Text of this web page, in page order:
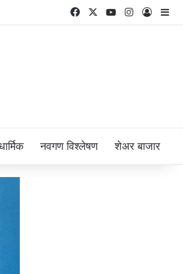
FacebookYouTubeInstagram
Log In
नवगण विश्लेषण शेअर बाजार